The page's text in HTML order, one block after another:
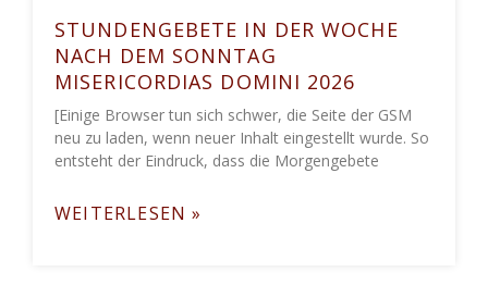
STUNDENGEBETE IN DER WOCHE
NACH DEM SONNTAG
MISERICORDIAS DOMINI 2026
[Einige Browser tun sich schwer, die Seite der GSM
neu zu laden, wenn neuer Inhalt eingestellt wurde. So
entsteht der Eindruck, dass die Morgengebete
WEITERLESEN »